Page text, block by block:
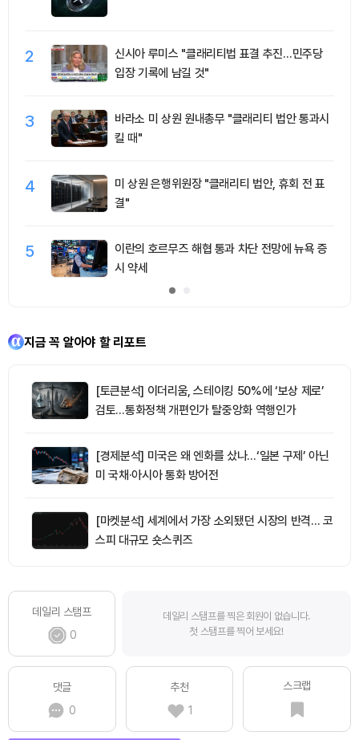
2
신시아 루미스 "클래리티법 표결 추진…민주당
입장 기록에 남길 것"
3
바라소 미 상원 원내총무 "클래리티 법안 통과시
킬 때"
4
미 상원 은행위원장 "클래리티 법안, 휴회 전 표
결"
5
이란의 호르무즈 해협 통과 차단 전망에 뉴욕 증
시 약세
지금 꼭 알아야 할 리포트
[토큰분석] 이더리움, 스테이킹 50%에 ‘보상 제로’
검토…통화정책 개편인가 탈중앙화 역행인가
[경제분석] 미국은 왜 엔화를 샀나…‘일본 구제’ 아닌
미 국채·아시아 통화 방어전
[마켓분석] 세계에서 가장 소외됐던 시장의 반격… 코
스피 대규모 숏스퀴즈
데일리 스탬프
0
데일리 스탬프를 찍은 회원이 없습니다.
첫 스탬프를 찍어 보세요!
댓글
0
추천
1
스크랩